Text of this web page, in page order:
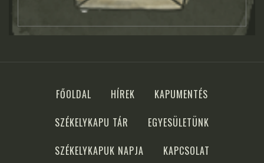
FŐOLDAL HÍREK
KAPUMENTÉS
SZÉKELYKAPU TÁR
EGYESÜLETÜNK
SZÉKELYKAPUK NAPJA
KAPCSOLAT